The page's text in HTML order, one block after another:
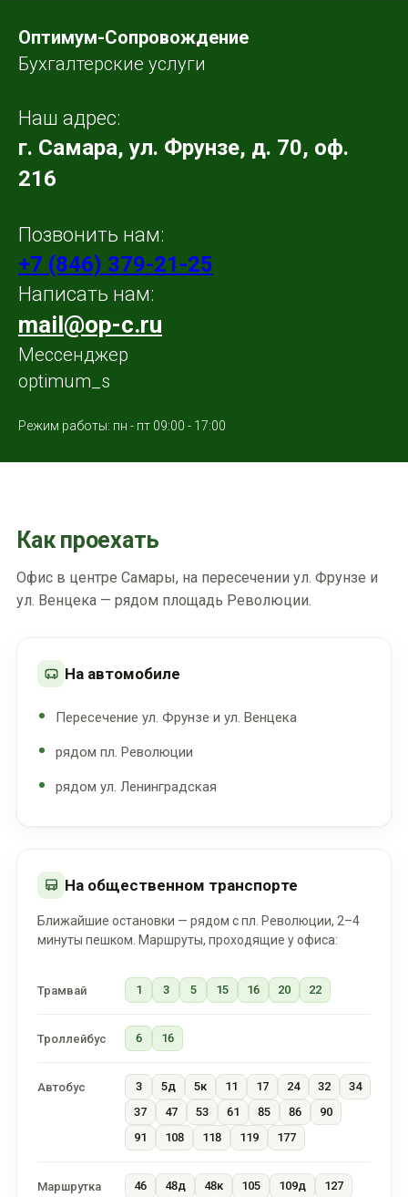
Оптимум-Сопровождение
Бухгалтерские услуги
Наш адрес:
г. Самара, ул. Фрунзе, д. 70, оф.
216
Позвонить нам:
+7 (846) 379-21-25
Написать нам:
mail@op-c.ru
Месcенджер
optimum_s
Режим работы: пн - пт 09:00 - 17:00
Как проехать
Офис в центре Самары, на пересечении ул. Фрунзе и
ул. Венцека — рядом площадь Революции.
На автомобиле
Пересечение ул. Фрунзе и ул. Венцека
рядом пл. Революции
рядом ул. Ленинградская
На общественном транспорте
Ближайшие остановки — рядом с пл. Революции, 2–4
минуты пешком. Маршруты, проходящие у офиса:
Трамвай 1 3 5 15 16 20 22
Троллейбус 6 16
Автобус 3 5д 5к 11 17 24 32
34
37
47 53 61 85 86
90
91
108 118 119 177
Маршрутка 46 48д 48к 105 109д
127